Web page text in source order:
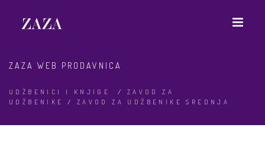
ZAZA WEB PRODAVNICA
UDŽBENICI I KNJIGE / ZAVOD ZA
UDŽBENIKE
/ ZAVOD ZA UDŽBENIKE SREDNJA